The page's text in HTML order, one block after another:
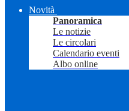
Novità
Panoramica
Le notizie
Le circolari
Calendario eventi
Albo online